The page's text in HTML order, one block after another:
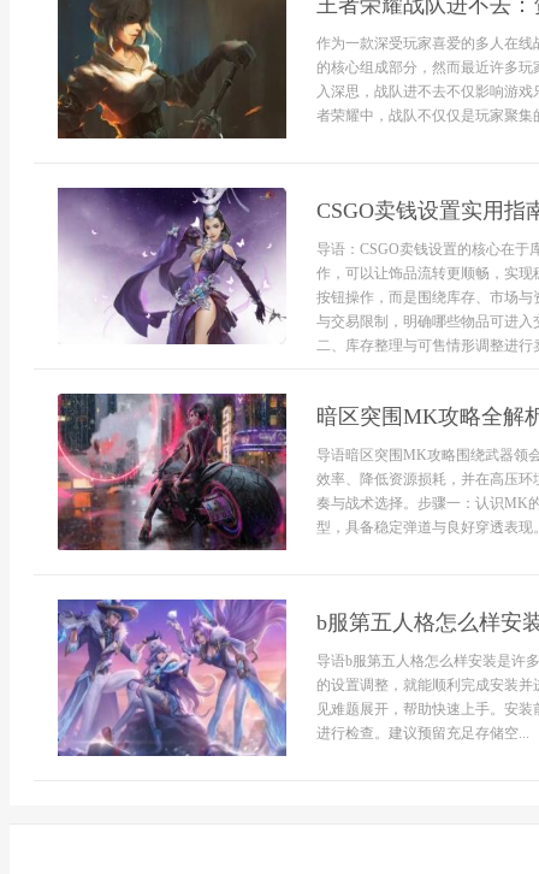
王者荣耀战队进不去
作为一款深受玩家喜爱的多人在
的核心组成部分，然而最近许多
入深思，战队进不去不仅影响游
者荣耀中，战队不仅仅是玩家聚集
CSGO卖钱设置实用指
导语：CSGO卖钱设置的核心在于
作，可以让饰品流转更顺畅，实
按钮操作，而是围绕库存、市场
与交易限制，明确哪些物品可进
二、库存整理与可售情形调整进行
暗区突围MK攻略全解
导语暗区突围MK攻略围绕武器领
效率、降低资源损耗，并在高压
奏与战术选择。步骤一：认识MK
型，具备稳定弹道与良好穿透表现
b服第五人格怎么样安
导语b服第五人格怎么样安装是许
的设置调整，就能顺利完成安装
见难题展开，帮助快速上手。安
进行检查。建议预留充足存储空...